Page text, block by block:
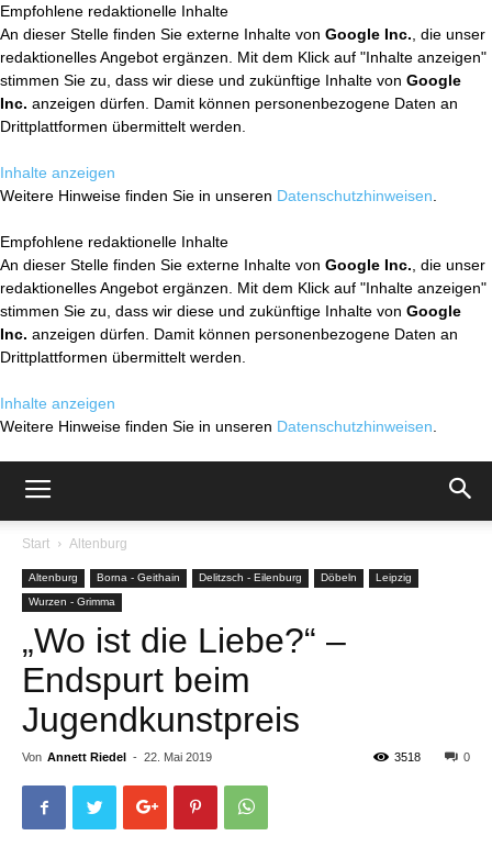
Empfohlene redaktionelle Inhalte
An dieser Stelle finden Sie externe Inhalte von Google Inc. , die unser
redaktionelles Angebot ergänzen. Mit dem Klick auf "Inhalte anzeigen"
stimmen Sie zu, dass wir diese und zukünftige Inhalte von Google
Inc. anzeigen dürfen. Damit können personenbezogene Daten an
Drittplattformen übermittelt werden.
Inhalte anzeigen
Weitere Hinweise finden Sie in unseren Datenschutzhinweisen
Empfohlene redaktionelle Inhalte
An dieser Stelle finden Sie externe Inhalte von Google Inc. , die unser
redaktionelles Angebot ergänzen. Mit dem Klick auf "Inhalte anzeigen"
stimmen Sie zu, dass wir diese und zukünftige Inhalte von Google
Inc. anzeigen dürfen. Damit können personenbezogene Daten an
Drittplattformen übermittelt werden.
Inhalte anzeigen
Weitere Hinweise finden Sie in unseren Datenschutzhinweisen
Start Altenburg
Altenburg Borna - Geithain Delitzsch - Eilenburg Döbeln
Leipzig
Wurzen - Grimma
„Wo ist die Liebe?“ –
Endspurt beim
Jugendkunstpreis
Von Annett Riedel - 22. Mai 2019 0
3518